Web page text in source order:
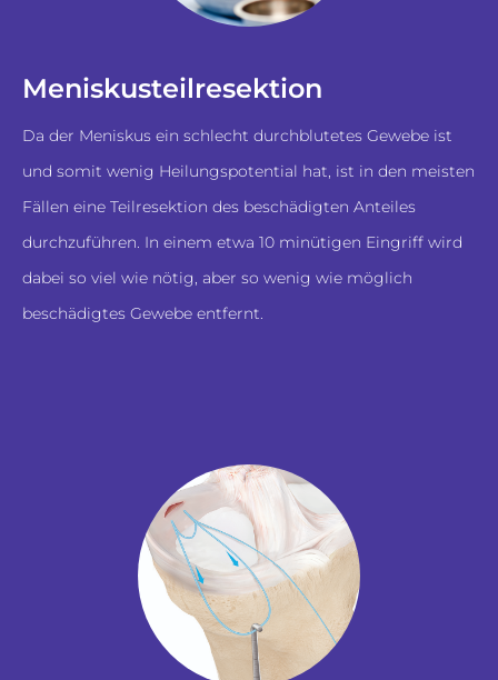
Meniskusteilresektion
Da der Meniskus ein schlecht durchblutetes Gewebe ist
und somit wenig Heilungspotential hat, ist in den meisten
Fällen eine Teilresektion des beschädigten Anteiles
durchzuführen. In einem etwa 10 minütigen Eingriff wird
dabei so viel wie nötig, aber so wenig wie möglich
beschädigtes Gewebe entfernt.